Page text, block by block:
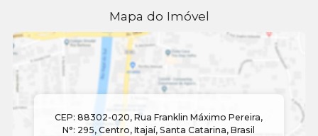
Mapa do Imóvel
CEP: 88302-020,Rua Franklin Máximo Pereira,
N°: 295,Centro,Itajaí,Santa Catarina,Brasil